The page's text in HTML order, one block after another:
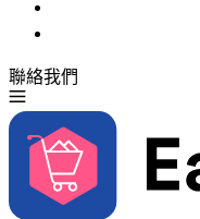
聯絡我們